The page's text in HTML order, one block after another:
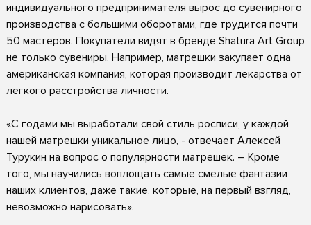
индивидуального предпринимателя вырос до сувенирного
производства с большими оборотами, где трудится почти
50 мастеров. Покупатели видят в бренде Shatura Art Group
не только сувениры. Например, матрешки закупает одна
американская компания, которая производит лекарства от
легкого расстройства личности.
«С годами мы выработали свой стиль росписи, у каждой
нашей матрешки уникальное лицо, - отвечает Алексей
Турукин на вопрос о популярности матрешек. – Кроме
того, мы научились воплощать самые смелые фантазии
наших клиентов, даже такие, которые, на первый взгляд,
невозможно нарисовать».